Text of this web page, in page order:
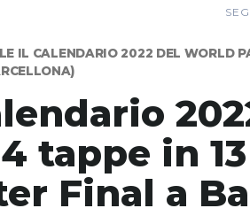
IL CALENDARIO 2022 DEL WORLD
tappe in
Final a